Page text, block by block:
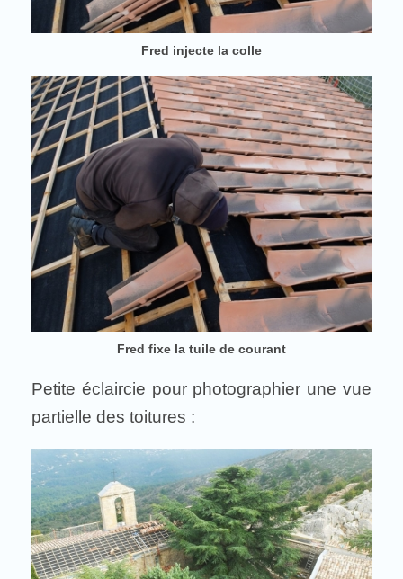
Fred injecte la colle
Fred fixe la tuile de courant
Petite éclaircie pour photographier une vue
partielle des toitures :